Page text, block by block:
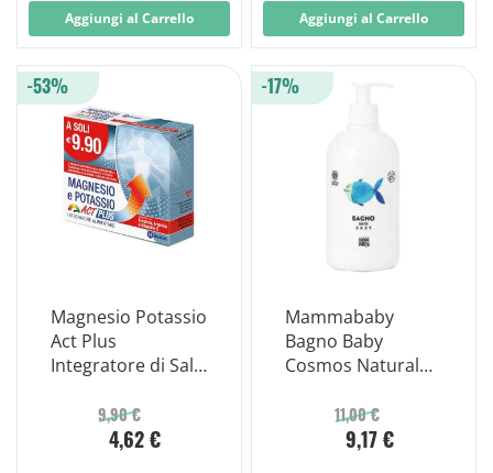
Aggiungi al Carrello Aggiungi al Carrello
Magnesio Potassio
Act Plus
Integratore di Sali
Bustine9,90 €
4,62 €
-53%
Mammababy
Bagno Baby
Cosmos Natural
11,00 €
9,17 €
-17%